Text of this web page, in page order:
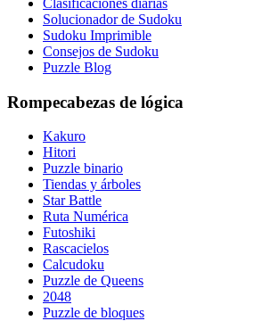
Clasificaciones diarias
Solucionador de Sudoku
Sudoku Imprimible
Consejos de Sudoku
Puzzle Blog
Rompecabezas de lógica
Kakuro
Hitori
Puzzle binario
Tiendas y árboles
Star Battle
Ruta Numérica
Futoshiki
Rascacielos
Calcudoku
Puzzle de Queens
2048
Puzzle de bloques